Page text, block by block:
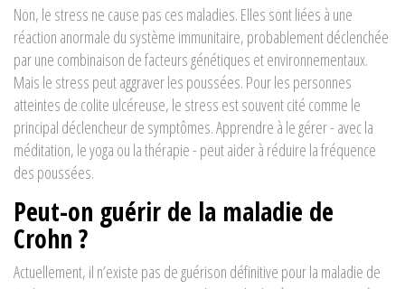
Non, le stress ne cause pas ces maladies. Elles sont liées à une
réaction anormale du système immunitaire, probablement déclenchée
par une combinaison de facteurs génétiques et environnementaux.
Mais le stress peut aggraver les poussées. Pour les personnes
atteintes de colite ulcéreuse, le stress est souvent cité comme le
principal déclencheur de symptômes. Apprendre à le gérer - avec la
méditation, le yoga ou la thérapie - peut aider à réduire la fréquence
des poussées.
Peut-on guérir de la maladie de
Crohn ?
Actuellement, il n’existe pas de guérison définitive pour la maladie de